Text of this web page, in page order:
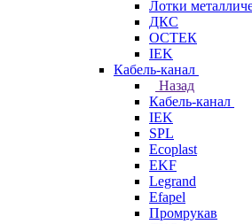
Лотки
ДКС
ОСТЕК
IEK
Кабель-канал
Назад
Кабель-канал
IEK
SPL
Ecoplast
EKF
Legrand
Efapel
Промрукав